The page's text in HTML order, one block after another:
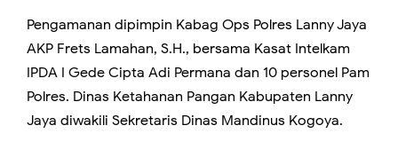
Pengamanan dipimpin Kabag Ops Polres Lanny Jaya
AKP Frets Lamahan, S.H., bersama Kasat Intelkam
IPDA I Gede Cipta Adi Permana dan 10 personel Pam
Polres. Dinas Ketahanan Pangan Kabupaten Lanny
Jaya diwakili Sekretaris Dinas Mandinus Kogoya.